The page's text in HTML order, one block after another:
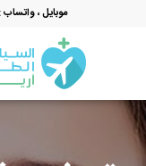
موبایل ، واتساب :